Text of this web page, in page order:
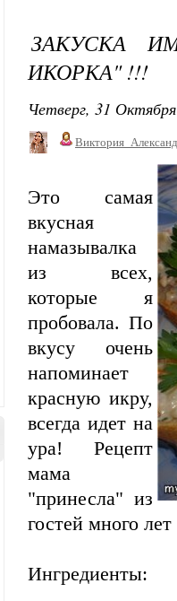
ЗАКУСКА
ИКОРКА" !!!
Четверг, 31
Это самая
вкусная
намазывалка
из всех,
которые я
пробовала. По
вкусу очень
напоминает
красную икру,
всегда идет на
ура! Рецепт
мама
"принесла" из
гостей много
Ингредиенты: